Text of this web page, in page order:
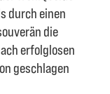
durch einen
die
erfolglosen
geschlagen